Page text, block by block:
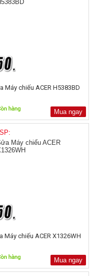
Máy chiếu ACER H5383BD
Mua ngay
Máy chiếu ACER X1326WH
Mua ngay